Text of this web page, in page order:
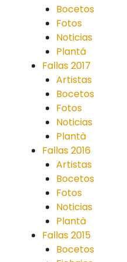
Bocetos
Fotos
Noticias
Plantá
Fallas 2017
Artistas
Bocetos
Fotos
Noticias
Plantà
Fallas 2016
Artistas
Bocetos
Fotos
Noticias
Plantà
Fallas 2015
Bocetos